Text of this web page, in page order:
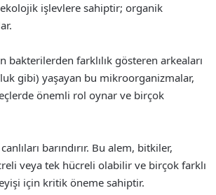
işlevlere sahiptir; organik
farklılık gösteren arkeaları
gibi) yaşayan bu mikroorganizmalar,
önemli rol oynar ve birçok
barındırır. Bu alem, bitkiler,
veya tek hücreli olabilir ve birçok farklı
için kritik öneme sahiptir.